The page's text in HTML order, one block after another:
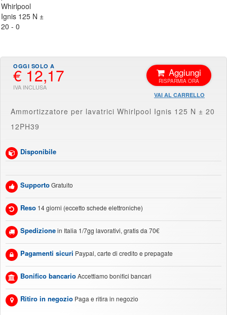
€ 12,17 Aggiungi
VAI AL CARRELLO
Ammortizzatore per lavatrici Whirlpool Ignis 125 N ± 20
12PH39
Disponibile
SupportoGratuito
Reso 14 giorni (eccetto schede elettroniche)
Spedizionein Italia 1/7gg lavorativi, gratis da 70€
Pagamenti sicuri Paypal, carte di credito e prepagate
Bonifico bancarioAccettiamo bonifici bancari
Ritiro in negozio Paga e ritira in negozio